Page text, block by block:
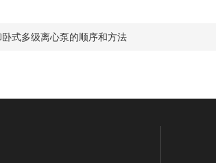
卧式多级离心泵的顺序和方法